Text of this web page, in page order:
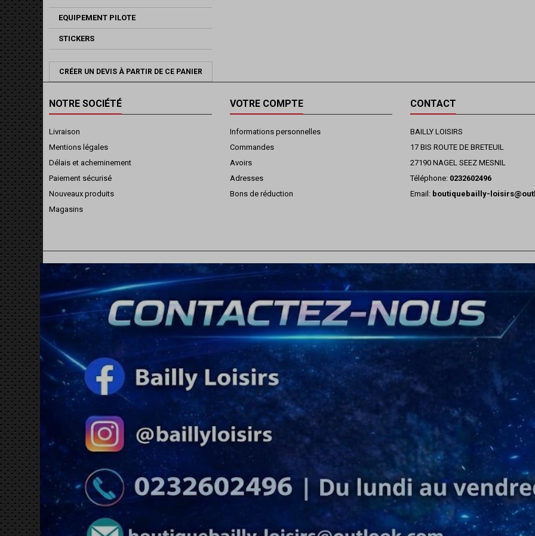
EQUIPEMENT PILOTE
STICKERS
CRÉER UN DEVIS À PARTIR DE CE PANIER
NOTRE SOCIÉTÉ
Livraison
Mentions légales
Délais et acheminement
Paiement sécurisé
Nouveaux produits
Magasins
VOTRE COMPTE
Informations personnelles
Commandes
Avoirs
Adresses
Bons de réduction
CONTACT
BAILLY LOISIRS
17 BIS ROUTE DE BRETEUIL
27190 NAGEL SEEZ MESNIL
Téléphone: 0232602496
Email: boutiquebailly-